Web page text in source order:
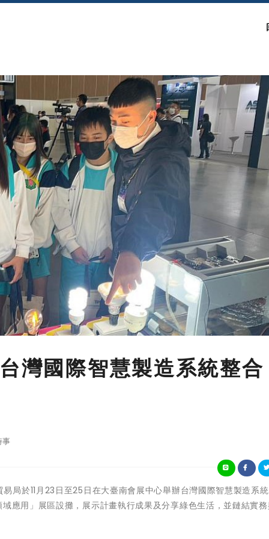
灣國際智慧製造系統整合
局於11月23日至25日在大臺南會展中心舉辦台灣國際智慧製造系
應用」展區設攤，展示計畫執行成果及分享綠色生活，並鏈結實